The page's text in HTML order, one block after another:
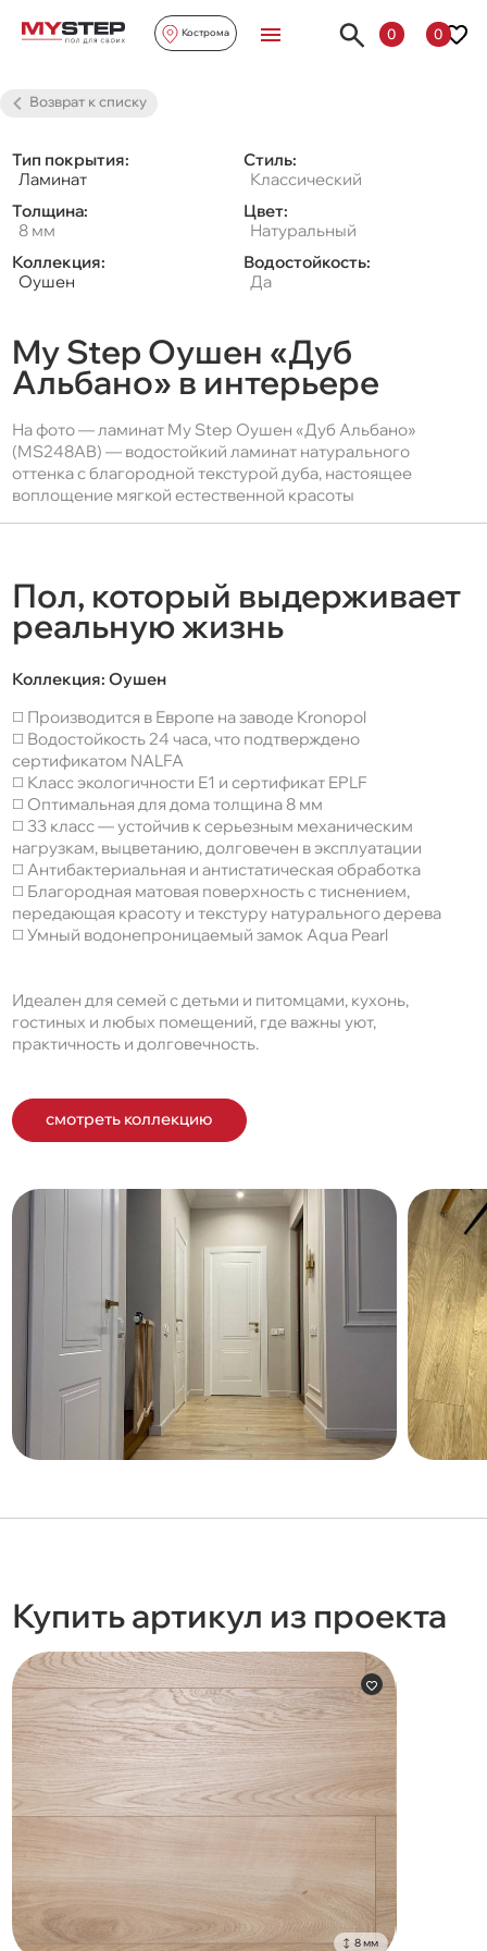
Кострома 0 0
Возврат к списку
Тип покрытия:
Ламинат
Стиль:
Классический
Толщина:
8 мм
Цвет:
Натуральный
Коллекция:
Оушен
Водостойкость:
Да
My Step Оушен «Дуб
Альбано» в интерьере
На фото — ламинат My Step Оушен «Дуб Альбано»
(MS248AB) — водостойкий ламинат натурального
оттенка с благородной текстурой дуба, настоящее
воплощение мягкой естественной красоты
Пол, который выдерживает
реальную жизнь
Коллекция:Оушен
◻️ Производится в Европе на заводе Kronopol
◻️ Водостойкость 24 часа, что подтверждено
сертификатом NALFA
◻️ Класс экологичности Е1 и сертификат EPLF
◻️ Оптимальная для дома толщина 8 мм
◻️ 33 класс — устойчив к серьезным механическим
нагрузкам, выцветанию, долговечен в эксплуатации
◻️ Антибактериальная и антистатическая обработка
◻️ Благородная матовая поверхность с тиснением,
передающая красоту и текстуру натурального дерева
◻️ Умный водонепроницаемый замок Aqua Pearl
Идеален для семей с детьми и питомцами, кухонь,
гостиных и любых помещений, где важны уют,
практичность и долговечность.
смотреть коллекцию
Купить артикул из проекта
8 мм